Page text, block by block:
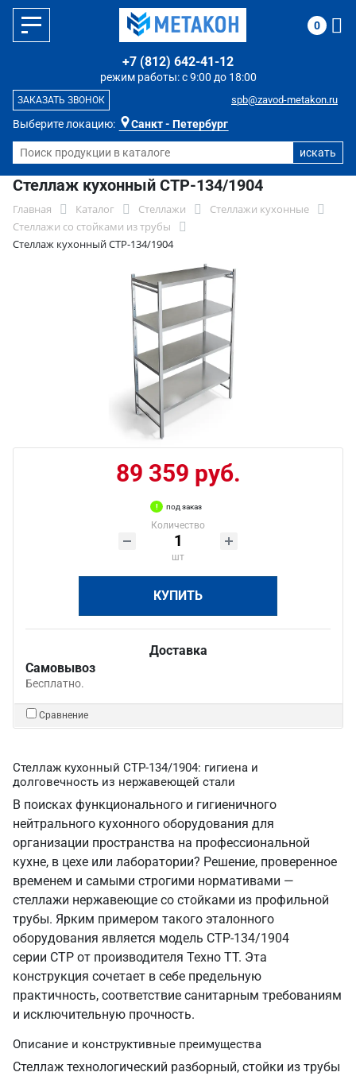
Выберите локацию: Санкт - Петербург
режим работы: с 9:00 до 18:00
+7 (812) 642-41-12
spb@zavod-metakon.ru
ЗАКАЗАТЬ ЗВОНОК
0
Стеллаж кухонный СТР-134/1904
Главная Каталог Стеллажи
Стеллажи кухонные
Стеллажи со стойками из трубы
Стеллаж кухонный СТР-134/1904
89 359 руб.
под заказ
Количество
шт
КУПИТЬ
Доставка
Самовывоз
Бесплатно.
Сравнение
Стеллаж кухонный СТР-134/1904: гигиена и
долговечность из нержавеющей стали
В поисках функционального и гигиеничного
нейтрального кухонного оборудования для
организации пространства на профессиональной
кухне, в цехе или лаборатории? Решение, проверенное
временем и самыми строгими нормативами —
стеллажи нержавеющие со стойками из профильной
трубы. Ярким примером такого эталонного
оборудования является модель СТР-134/1904
серии СТР от производителя Техно ТТ. Эта
конструкция сочетает в себе предельную
практичность, соответствие санитарным требованиям
и исключительную прочность.
Описание и конструктивные преимущества
Стеллаж технологический разборный, стойки из трубы